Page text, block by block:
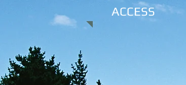
ACCESS